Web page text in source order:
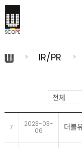
IR/PR
7
2023-03-
06
더블